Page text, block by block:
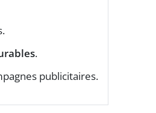
.
publicitaires.